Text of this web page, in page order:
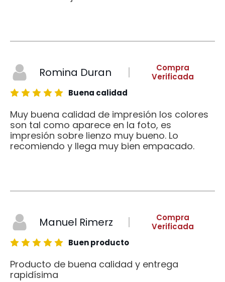
Romina Duran
Compra
Verificada
Buena calidad
Muy buena calidad de impresión los colores
son tal como aparece en la foto, es
impresión sobre lienzo muy bueno. Lo
recomiendo y llega muy bien empacado.
Manuel Rimerz
Compra
Verificada
Buen producto
Producto de buena calidad y entrega
rapidísima